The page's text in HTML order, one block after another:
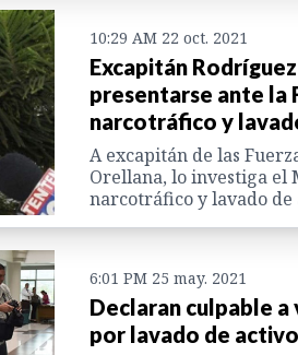
10:29 AM 22 oct. 2021
Excapitán
presentarse ante la
narcotráfico y
A excapitán de las
Orellana, lo investiga el
narcotráfico y lavado de
6:01 PM 25 may. 2021
Declaran culpable a
por lavado de